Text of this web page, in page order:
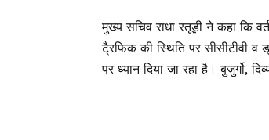
मुख्य सचिव राधा रतूड़ी ने कहा कि
टै्रफिक की स्थिति पर सीसीटीवी
पर ध्यान दिया जा रहा है। बुजुर्गो,